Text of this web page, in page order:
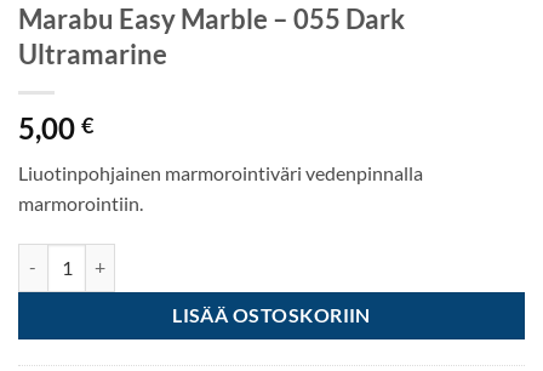
Marabu Easy Marble – 055 Dark
Ultramarine
5,00 €
Liuotinpohjainen marmorointiväri vedenpinnalla
marmorointiin.
LISÄÄ OSTOSKORIIN